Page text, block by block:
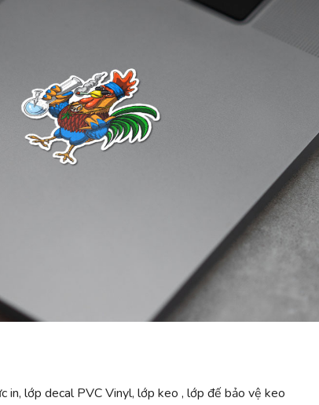
in, lớp decal PVC Vinyl, lớp keo , lớp đế bảo vệ keo